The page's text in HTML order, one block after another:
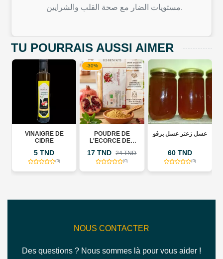
مستويات الضار مع صحة القلب والشرايين.
TU POURRAIS AUSSI AIMER
VINAIGRE DE
CIDRE
5 TND
(0)
-30%
POUDRE DE
L'ECORCE DES
17 TND 24 TND
(0)
عسل زعتر عسل برڨو
60 TND
(0)
NOUS CONTACTER
Des questions ? Nous sommes là pour vous aider !